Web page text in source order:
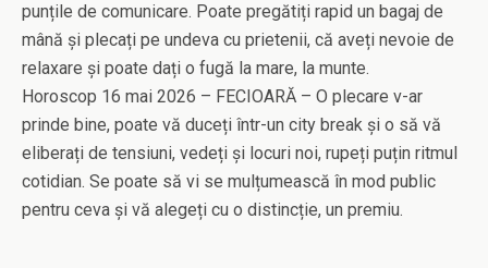
punțile de comunicare. Poate pregătiți rapid un bagaj de
mână și plecați pe undeva cu prietenii, că aveți nevoie de
relaxare și poate dați o fugă la mare, la munte.
Horoscop 16 mai 2026 – FECIOARĂ – O plecare v-ar
prinde bine, poate vă duceți într-un city break și o să vă
eliberați de tensiuni, vedeți și locuri noi, rupeți puțin ritmul
cotidian. Se poate să vi se mulțumească în mod public
pentru ceva și vă alegeți cu o distincție, un premiu.